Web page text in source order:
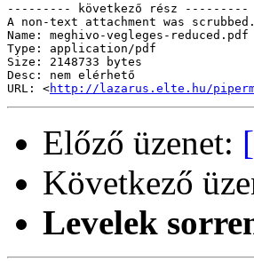
--------- következő rész ---------
A non-text attachment was
Name: meghivo-vegleges-reduced.pdf
Type: application/pdf
Size: 2148733 bytes
Desc: nem elérhető
URL: <http://lazarus.elte.hu/
Előző üzenet:
Következő
Levelek